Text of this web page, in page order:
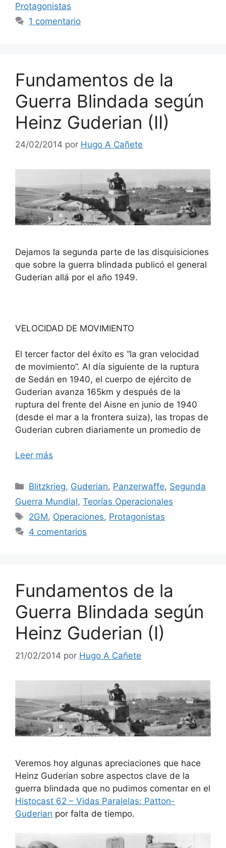
Protagonistas
1 comentario
Fundamentos de la
Guerra Blindada según
Heinz Guderian (II)
24/02/2014 por Hugo A Cañete
Dejamos la segunda parte de las disquisiciones
que sobre la guerra blindada publicó el general
Guderian allá por el año 1949.
VELOCIDAD DE MOVIMIENTO
El tercer factor del éxito es “la gran velocidad
de movimiento”. Al día siguiente de la ruptura
de Sedán en 1940, el cuerpo de ejército de
Guderian avanza 165km y después de la
ruptura del frente del Aisne en junio de 1940
(desde el mar a la frontera suiza), las tropas de
Guderian cubren diariamente un promedio de
Leer más
Categorías
Blitzkrieg, Guderian, Panzerwaffe, Segunda
Guerra Mundial, Teorías Operacionales
Etiquetas
2GM, Operaciones, Protagonistas
4 comentarios
Fundamentos de la
Guerra Blindada según
Heinz Guderian (I)
21/02/2014 por Hugo A Cañete
Veremos hoy algunas apreciaciones que hace
Heinz Guderian sobre aspectos clave de la
guerra blindada que no pudimos comentar en el
Histocast 62 – Vidas Paralelas: Patton-
Guderian por falta de tiempo.